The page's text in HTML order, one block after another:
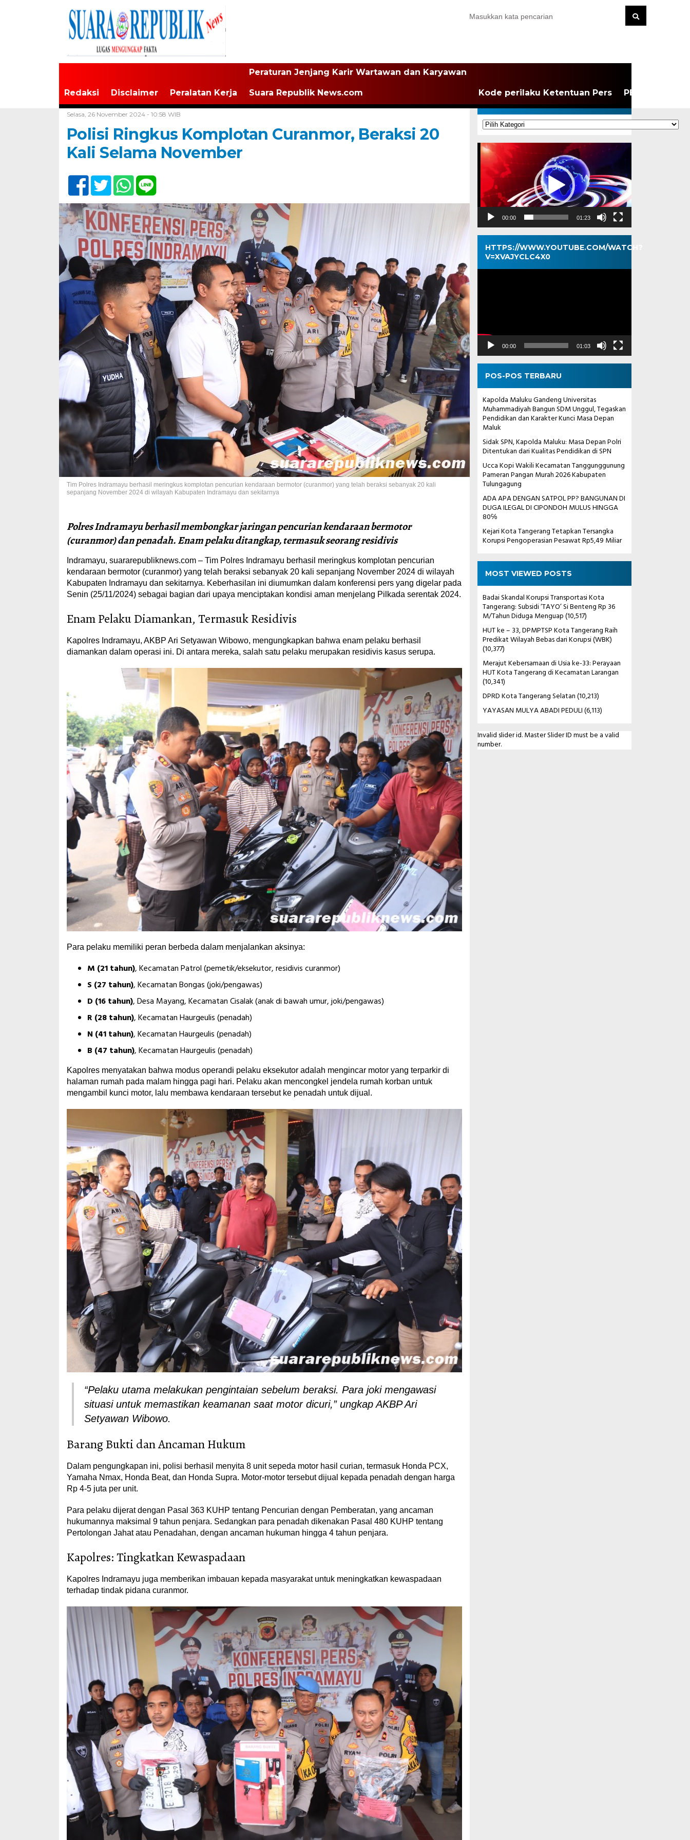
Redaksi Disclaimer Peralatan Kerja
Peraturan Jenjang Karir Wartawan dan Karyawan
Suara Republik News.com Kode perilaku Ketentuan Pers PEDOMAN
Selasa, 26 November 2024 - 10:58 WIB
Polisi Ringkus Komplotan Curanmor, Beraksi 20
Kali Selama November
Tim Polres Indramayu berhasil meringkus komplotan pencurian kendaraan bermotor (curanmor) yang telah beraksi sebanyak 20 kali
sepanjang November 2024 di wilayah Kabupaten Indramayu dan sekitarnya
Polres Indramayu berhasil membongkar jaringan pencurian kendaraan bermotor
(curanmor) dan penadah. Enam pelaku ditangkap, termasuk seorang residivis
Indramayu, suararepubliknews.com – Tim Polres Indramayu berhasil meringkus komplotan pencurian
kendaraan bermotor (curanmor) yang telah beraksi sebanyak 20 kali sepanjang November 2024 di wilayah
Kabupaten Indramayu dan sekitarnya. Keberhasilan ini diumumkan dalam konferensi pers yang digelar pada
Senin (25/11/2024) sebagai bagian dari upaya menciptakan kondisi aman menjelang Pilkada serentak 2024.
Enam Pelaku Diamankan, Termasuk Residivis
Kapolres Indramayu, AKBP Ari Setyawan Wibowo, mengungkapkan bahwa enam pelaku berhasil
diamankan dalam operasi ini. Di antara mereka, salah satu pelaku merupakan residivis kasus serupa.
Para pelaku memiliki peran berbeda dalam menjalankan aksinya:
M (21 tahun), Kecamatan Patrol (pemetik/eksekutor, residivis curanmor)
S (27 tahun), Kecamatan Bongas (joki/pengawas)
D (16 tahun), Desa Mayang, Kecamatan Cisalak (anak di bawah umur, joki/pengawas)
R (28 tahun), Kecamatan Haurgeulis (penadah)
N (41 tahun), Kecamatan Haurgeulis (penadah)
B (47 tahun), Kecamatan Haurgeulis (penadah)
Kapolres menyatakan bahwa modus operandi pelaku eksekutor adalah mengincar motor yang terparkir di
halaman rumah pada malam hingga pagi hari. Pelaku akan mencongkel jendela rumah korban untuk
mengambil kunci motor, lalu membawa kendaraan tersebut ke penadah untuk dijual.
“Pelaku utama melakukan pengintaian sebelum beraksi. Para joki mengawasi
situasi untuk memastikan keamanan saat motor dicuri,” ungkap AKBP Ari
Setyawan Wibowo.
Barang Bukti dan Ancaman Hukum
Dalam pengungkapan ini, polisi berhasil menyita 8 unit sepeda motor hasil curian, termasuk Honda PCX,
Yamaha Nmax, Honda Beat, dan Honda Supra. Motor-motor tersebut dijual kepada penadah dengan harga
Rp 4-5 juta per unit.
Para pelaku dijerat dengan Pasal 363 KUHP tentang Pencurian dengan Pemberatan, yang ancaman
hukumannya maksimal 9 tahun penjara. Sedangkan para penadah dikenakan Pasal 480 KUHP tentang
Pertolongan Jahat atau Penadahan, dengan ancaman hukuman hingga 4 tahun penjara.
Kapolres: Tingkatkan Kewaspadaan
Kapolres Indramayu juga memberikan imbauan kepada masyarakat untuk meningkatkan kewaspadaan
terhadap tindak pidana curanmor.
KATEGORI
Kategori
Pemutar
Video
00:00 01:23
HTTPS://WWW.YOUTUBE.COM/WATCH?
V=XVAJYCLC4X0
Pemutar
00:00 01:03
POS-POS TERBARU
Kapolda Maluku Gandeng Universitas
Muhammadiyah Bangun SDM Unggul, Tegaskan
Pendidikan dan Karakter Kunci Masa Depan
Maluk
Sidak SPN, Kapolda Maluku: Masa Depan Polri
Ditentukan dari Kualitas Pendidikan di SPN
Ucca Kopi Wakili Kecamatan Tanggunggunung
Pameran Pangan Murah 2026 Kabupaten
Tulungagung
ADA APA DENGAN SATPOL PP? BANGUNAN DI
DUGA ILEGAL DI CIPONDOH MULUS HINGGA
80℅
Kejari Kota Tangerang Tetapkan Tersangka
Korupsi Pengoperasian Pesawat Rp5,49 Miliar
MOST VIEWED POSTS
Badai Skandal Korupsi Transportasi Kota
Tangerang: Subsidi ‘TAYO’ Si Benteng Rp 36
M/Tahun Diduga Menguap(10,517)
HUT ke – 33, DPMPTSP Kota Tangerang Raih
Predikat Wilayah Bebas dari Korupsi (WBK)
(10,377)
Merajut Kebersamaan di Usia ke-33: Perayaan
HUT Kota Tangerang di Kecamatan Larangan
(10,341)
DPRD Kota Tangerang Selatan(10,213)
YAYASAN MULYA ABADI PEDULI(6,113)
Invalid slider id. Master Slider ID must be a valid
number.